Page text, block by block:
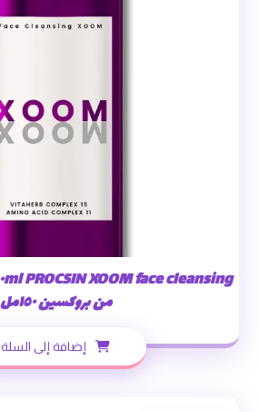
من بروكسين ١٥٠مل
إضافة إلى السلة